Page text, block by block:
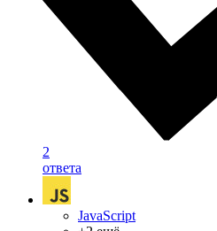
2
ответа
JavaScript